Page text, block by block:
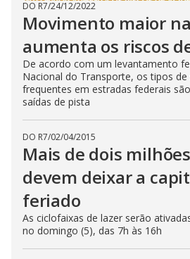
DO R7/24/12/2022
Movimento maior
aumenta os riscos
De acordo com um levantamento
Nacional do Transporte, os tipos
frequentes em estradas federais
saídas de pista
DO R7/02/04/2015
Mais de dois
devem deixar a
feriado
As ciclofaixas de lazer serão
no domingo (5), das 7h às 16h